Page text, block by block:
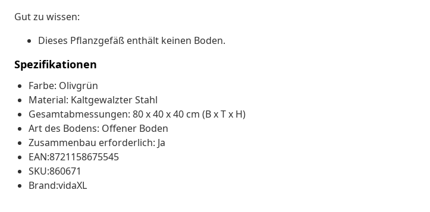
Gut zu wissen:
Dieses Pflanzgefäß enthält keinen Boden.
Spezifikationen
Farbe: Olivgrün
Material: Kaltgewalzter Stahl
Gesamtabmessungen: 80 x 40 x 40 cm (B x T x H)
Art des Bodens: Offener Boden
Zusammenbau erforderlich: Ja
EAN:8721158675545
SKU:860671
Brand:vidaXL